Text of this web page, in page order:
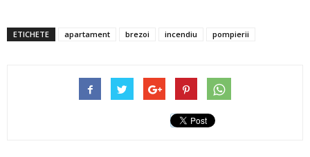
ETICHETE apartament brezoi incendiu pompierii